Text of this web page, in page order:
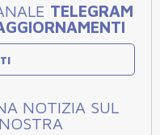
TELEGRAM
NOTIZIA SUL